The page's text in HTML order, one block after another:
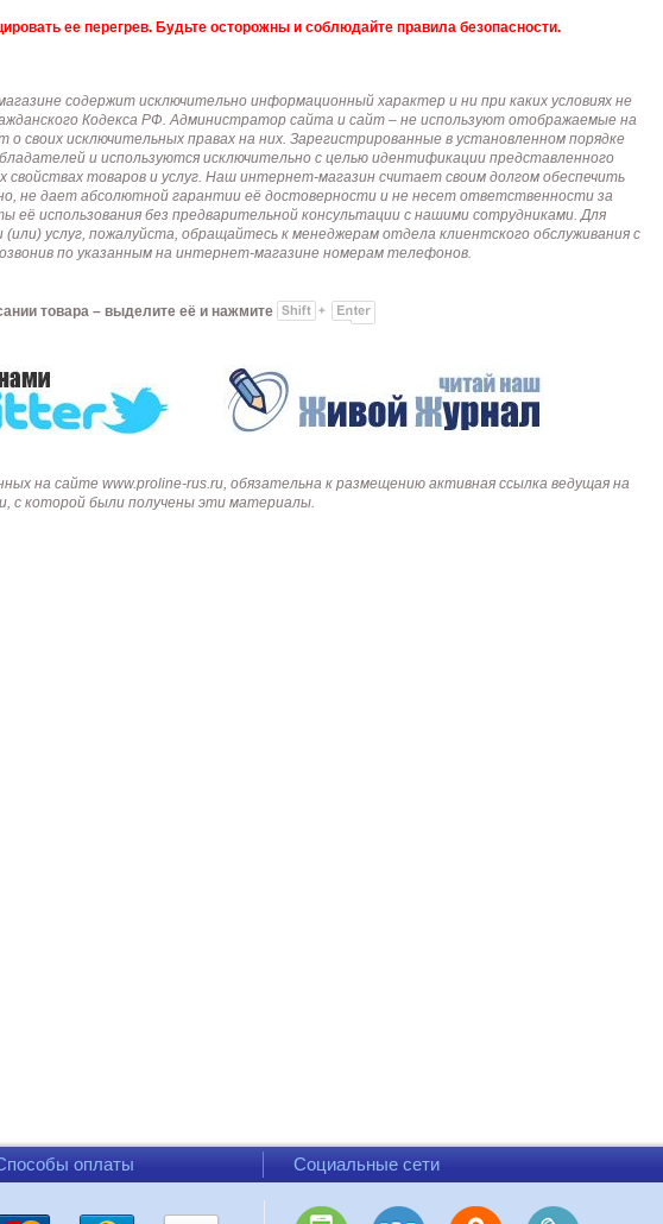
ее перегрев. Будьте осторожны и соблюдайте правила безопасности.
содержит исключительно информационный характер и ни при каких условиях не
Кодекса РФ. Администратор сайта и сайт – не используют отображаемые на
своих исключительных правах на них. Зарегистрированные в установленном порядке
и используются исключительно с целью идентификации представленного
товаров и услуг. Наш интернет-магазин считает своим долгом обеспечить
не дает абсолютной гарантии её достоверности и не несет ответственности за
использования без предварительной консультации с нашими сотрудниками. Для
услуг, пожалуйста, обращайтесь к менеджерам отдела клиентского обслуживания с
по указанным на интернет-магазине номерам телефонов.
товара – выделите её и нажмите
на сайте www.proline-rus.ru, обязательна к размещению активная ссылка ведущая на
с которой были получены эти материалы.
оплаты Социальные сети